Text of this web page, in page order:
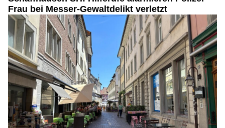
Frau bei Messer-Gewaltdelikt verletzt